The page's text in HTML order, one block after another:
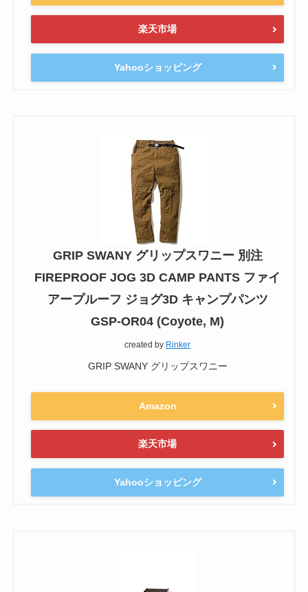
楽天市場
Yahooショッピング
GRIP SWANY グリップスワニー 別注
FIREPROOF JOG 3D CAMP PANTS ファイ
アープルーフ ジョグ3D キャンプパンツ
GSP-OR04 (Coyote, M)
created by Rinker
GRIP SWANY グリップスワニー
Amazon
楽天市場
Yahooショッピング